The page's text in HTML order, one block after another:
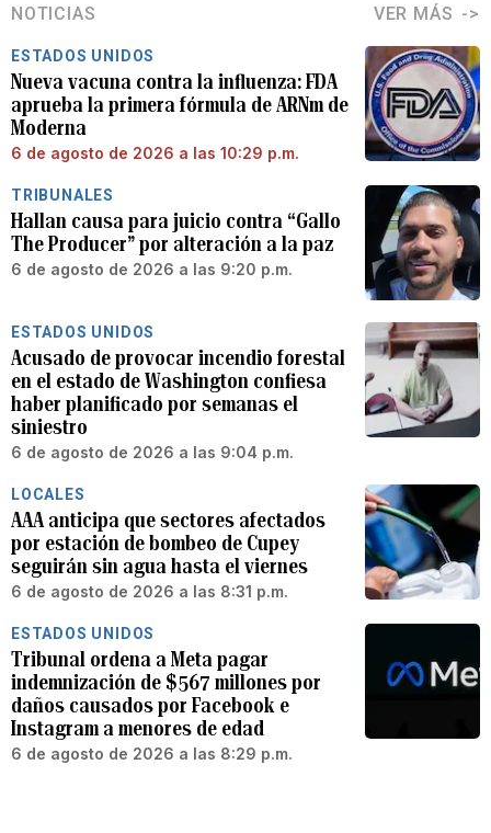
NOTICIAS VER MÁS
ESTADOS UNIDOS
Nueva vacuna contra la influenza: FDA
aprueba la primera fórmula de ARNm de
Moderna
6 de agosto de 2026 a las 10:29 p.m.
TRIBUNALES
Hallan causa para juicio contra “Gallo
The Producer” por alteración a la paz
6 de agosto de 2026 a las 9:20 p.m.
ESTADOS UNIDOS
Acusado de provocar incendio forestal
en el estado de Washington confiesa
haber planificado por semanas el
siniestro
6 de agosto de 2026 a las 9:04 p.m.
LOCALES
AAA anticipa que sectores afectados
por estación de bombeo de Cupey
seguirán sin agua hasta el viernes
6 de agosto de 2026 a las 8:31 p.m.
ESTADOS UNIDOS
Tribunal ordena a Meta pagar
indemnización de $567 millones por
daños causados por Facebook e
Instagram a menores de edad
6 de agosto de 2026 a las 8:29 p.m.